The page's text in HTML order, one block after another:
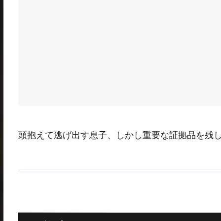
頭抱えて逃げ出す息子、しかし重要な証拠品を残